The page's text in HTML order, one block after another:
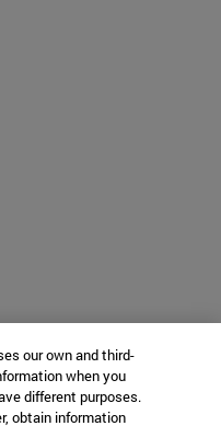
our own and third-
when you
different purposes.
obtain information